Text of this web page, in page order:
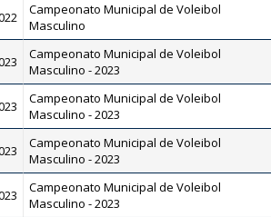
Campeonato Municipal de Voleibol
Masculino
Campeonato Municipal de Voleibol
Masculino - 2023
Campeonato Municipal de Voleibol
Masculino - 2023
Campeonato Municipal de Voleibol
Masculino - 2023
Campeonato Municipal de Voleibol
Masculino - 2023